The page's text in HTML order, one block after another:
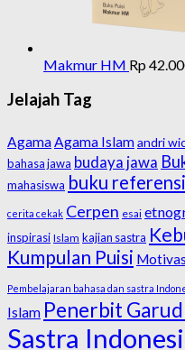
Makmur HM Rp
Jelajah Tag
AgamaAgama Islamandri
bahasa jawa budaya jawa
mahasiswa buku referensi
cerita cekak Cerpen esai
inspirasi Islam kajian sastra
Kumpulan Puisi
Pembelajaran bahasa dan sastra
Islam Penerbit
Sastra